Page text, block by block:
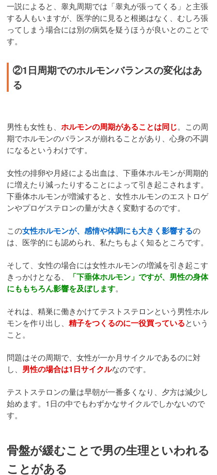
一説によると、睾丸周期では「睾丸が張ってくる」と主張
する人もいますが、医学的に見ると根拠はなく、むしろ張
ってしまう場合には別の病気を疑うほうが良いとのことで
す。
②1日周期でのホルモンバランスの変化はあ
る
男性も女性も、 ホルモンの周期があることは同じ。この周
期でホルモンのバランスが崩れることがあり、心身の不調
になるというわけです。
女性の排卵や月経による出血は、下垂体ホルモンが周期的
に増えたり減ったりすることによって引き起こされます。
下垂体ホルモンが増減すると、女性ホルモンのエストロゲ
ンやプロゲステロンの量が大きく変動するのです。
この女性ホルモンが、感情や体調にも大きく影響するの
は、医学的にも認められ、私たちもよく知るところです。
そして、女性の場合には女性ホルモンの増減を引き起こす
きっかけとなる、
「下垂体ホルモン」ですが、男性の身体
にももちろん影響を及ぼします。
それは、精巣に働きかけてテストステロンという男性ホル
モンを作り出し、 精子をつくるのに一役買っているという
こと。
問題はその周期で、女性が一か月サイクルであるのに対
し、 男性の場合は1日サイクルなのです。
テストステロンの量は早朝が一番多くなり、夕方は減少し
始めます。1日の中でもわずかなサイクルでしかないので
す。
骨盤が緩むことで男の生理といわれる
ことがある